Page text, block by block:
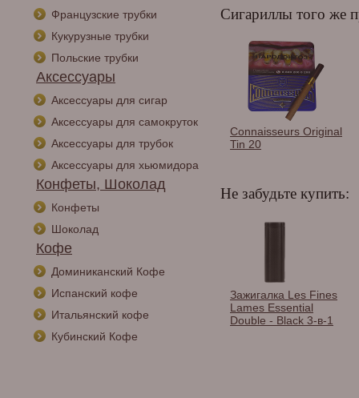
Французские трубки
Кукурузные трубки
Польские трубки
Аксессуары
Аксессуары для сигар
Аксессуары для самокруток
Аксессуары для трубок
Аксессуары для хьюмидора
Конфеты, Шоколад
Конфеты
Шоколад
Кофе
Доминиканский Кофе
Испанский кофе
Итальянский кофе
Кубинский Кофе
Сигариллы того же
Connaisseurs Original
Tin 20
Не забудьте купить:
Зажигалка Caseti
супертонкая, хром
CA326-5
Зажигалка Les Fines
Lames Essential
Double - Black 3-в-1